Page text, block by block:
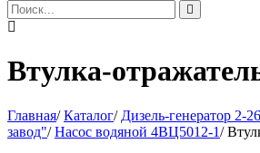
Втулка-
Главная/ Каталог/ Дизель-генератор 2-
завод"/ Насос водяной 4ВЦ5012-1/